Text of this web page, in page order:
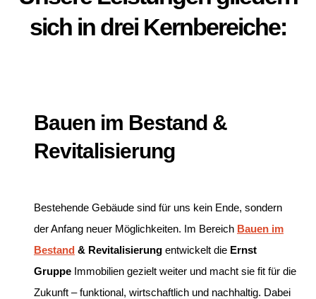
sich in drei Kernbereiche:
Bauen im Bestand &
Revitalisierung
Bestehende Gebäude sind für uns kein Ende, sondern
der Anfang neuer Möglichkeiten. Im Bereich Bauen im
Bestand & Revitalisierung entwickelt die Ernst
Gruppe Immobilien gezielt weiter und macht sie fit für die
Zukunft – funktional, wirtschaftlich und nachhaltig. Dabei